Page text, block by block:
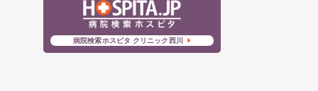
病院検索ホスピタ クリニック西川